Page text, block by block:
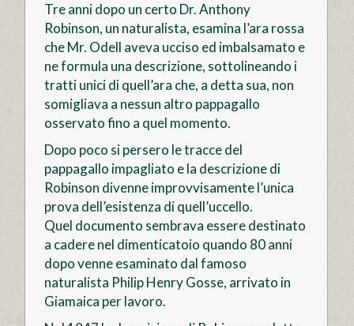
Tre anni dopo un certo Dr. Anthony
Robinson, un naturalista, esamina l’ara rossa
che Mr. Odell aveva ucciso ed imbalsamato e
ne formula una descrizione, sottolineando i
tratti unici di quell’ara che, a detta sua, non
somigliava a nessun altro pappagallo
osservato fino a quel momento.
Dopo poco si persero le tracce del
pappagallo impagliato e la descrizione di
Robinson divenne improvvisamente l’unica
prova dell’esistenza di quell’uccello.
Quel documento sembrava essere destinato
a cadere nel dimenticatoio quando 80 anni
dopo venne esaminato dal famoso
naturalista Philip Henry Gosse, arrivato in
Giamaica per lavoro.